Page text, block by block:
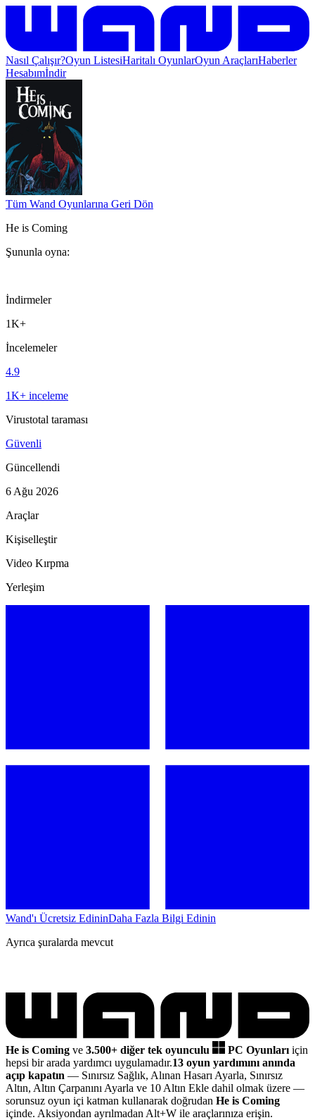
Nasıl Çalışır?Oyun ListesiHaritalı OyunlarOyun AraçlarıHaberler
Hesabımİndir
Tüm Wand Oyunlarına Geri Dön
He is Coming
Şununla oyna:
İndirmeler
1K+
İncelemeler
4.9
1K+ inceleme
Virustotal taraması
Güvenli
Güncellendi
6 Ağu 2026
Araçlar
Kişiselleştir
Video Kırpma
Yerleşim
Wand'ı Ücretsiz EdininDaha Fazla Bilgi Edinin
Ayrıca şuralarda mevcut
He is Coming ve 3.500+ diğer tek oyunculu PC Oyunları için
hepsi bir arada yardımcı uygulamadır.13 oyun yardımını anında
açıp kapatın — Sınırsız Sağlık, Alınan Hasarı Ayarla, Sınırsız
Altın, Altın Çarpanını Ayarla ve 10 Altın Ekle dahil olmak üzere —
sorunsuz oyun içi katman kullanarak doğrudan He is Coming
içinde. Aksiyondan ayrılmadan Alt+W ile araçlarınıza erişin.